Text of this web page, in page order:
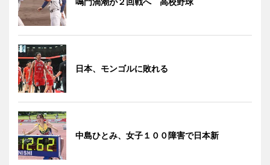
日本、モンゴルに敗れる
中島ひとみ、女子１００障害で日本新